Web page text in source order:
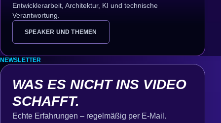
Entwicklerarbeit, Architektur, KI und technische
Verantwortung.
SPEAKER UND THEMEN
NEWSLETTER
WAS ES NICHT INS VIDEO
SCHAFFT.
Echte Erfahrungen – regelmäßig per E-Mail.